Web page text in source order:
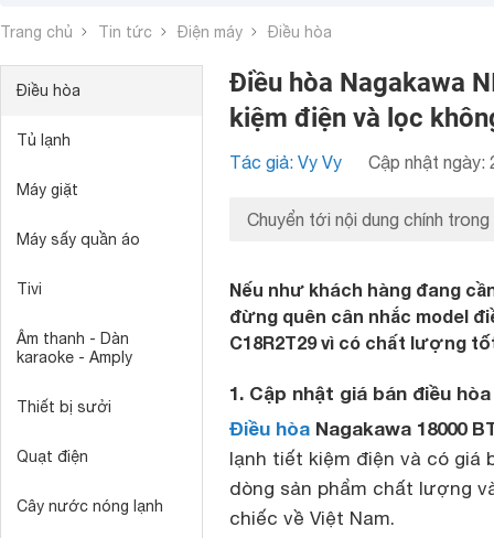
Trang chủ Tin tức Điện máy Điều hòa
Điều hòa
Tủ lạnh
Máy giặt
Máy sấy quần áo
Tivi
Âm thanh - Dàn
karaoke - Amply
Thiết bị sưởi
Quạt điện
Cây nước nóng lạnh
Điều hòa Nagakawa
kiệm điện và lọc
Tác giả: Vy Vy Cập nhật ngày:
Chuyển tới nội dung chính trong
Nếu như khách hàng đang
đừng quên cân nhắc model
C18R2T29 vì có chất lượng
1. Cập nhật giá bán điều
Điều hòa Nagakawa 18000
lạnh tiết kiệm điện và có giá
dòng sản phẩm chất lượng
chiếc về Việt Nam.